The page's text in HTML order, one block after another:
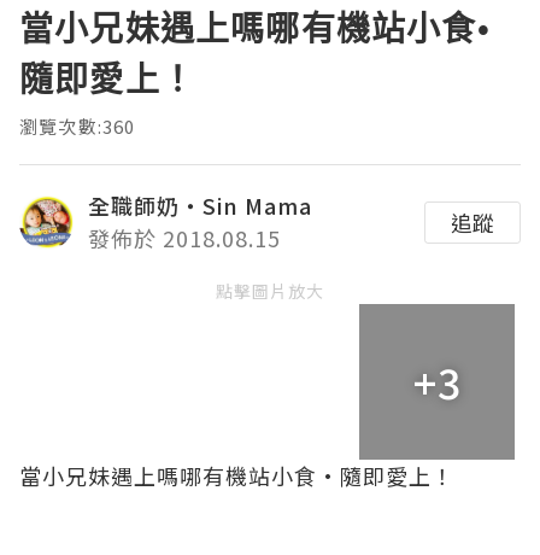
當小兄妹遇上嗎哪有機站小食•
隨即愛上！
瀏覽次數:360
全職師奶‧Sin Mama
發佈於 2018.08.15
追蹤
點擊圖片放大
+3
當小兄妹遇上嗎哪有機站小食•隨即愛上！